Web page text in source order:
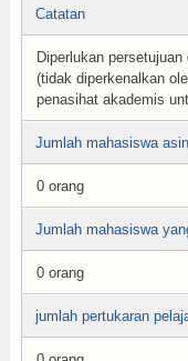
Catatan
Diperlukan
(tidak diperkenalkan
penasihat akademis
Jumlah mahasiswa
0 orang
Jumlah mahasiswa
0 orang
jumlah pertukaran